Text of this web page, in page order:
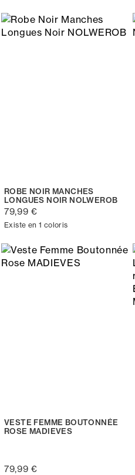
ROBE NOIR MANCHES
LONGUES NOIR NOLWEROB
79,99 €
Existe en 1 coloris
VESTE FEMME BOUTONNÉE
ROSE MADIEVES
79,99 €